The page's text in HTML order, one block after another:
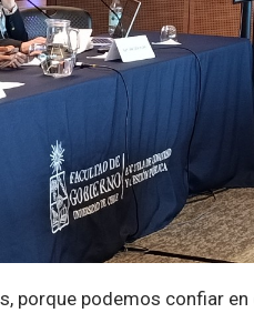
porque podemos confiar en